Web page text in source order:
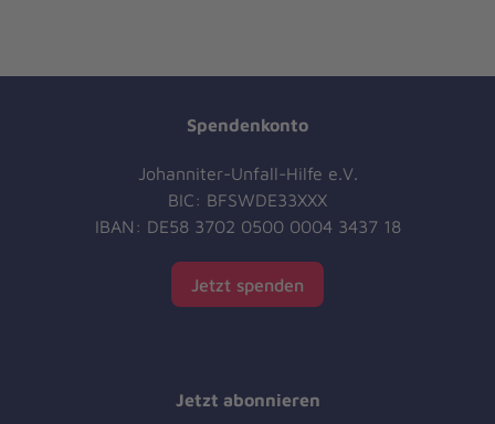
Spendenkonto
Johanniter-Unfall-Hilfe e.V.
BIC: BFSWDE33XXX
IBAN: DE58 3702 0500 0004 3437 18
Jetzt spenden
Jetzt abonnieren